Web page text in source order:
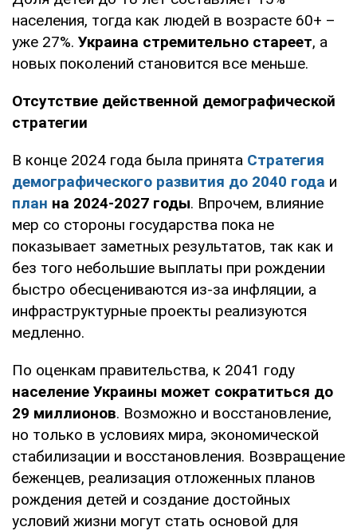
населения, тогда как людей в возрасте 60+ –
уже 27%. Украина стремительно стареет, а
новых поколений становится все меньше.
Отсутствие действенной демографической
стратегии
В конце 2024 года была принята Стратегия
демографического развития до 2040 года и
план на 2024-2027 годы. Впрочем, влияние
мер со стороны государства пока не
показывает заметных результатов, так как и
без того небольшие выплаты при рождении
быстро обесцениваются из-за инфляции, а
инфраструктурные проекты реализуются
медленно.
По оценкам правительства, к 2041 году
население Украины может сократиться до
29 миллионов. Возможно и восстановление,
но только в условиях мира, экономической
стабилизации и восстановления. Возвращение
беженцев, реализация отложенных планов
рождения детей и создание достойных
условий жизни могут стать основой для